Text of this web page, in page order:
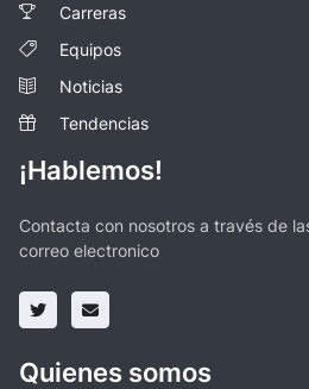
Carreras
Equipos
Noticias
Tendencias
¡Hablemos!
Contacta con nosotros a través de
correo electronico
Quienes somos